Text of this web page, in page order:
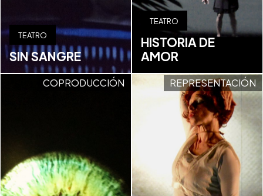
TEATRO
SIN SANGRE
TEATRO
HISTORIA DE
AMOR
COPRODUCCIÓN REPRESENTACIÓN